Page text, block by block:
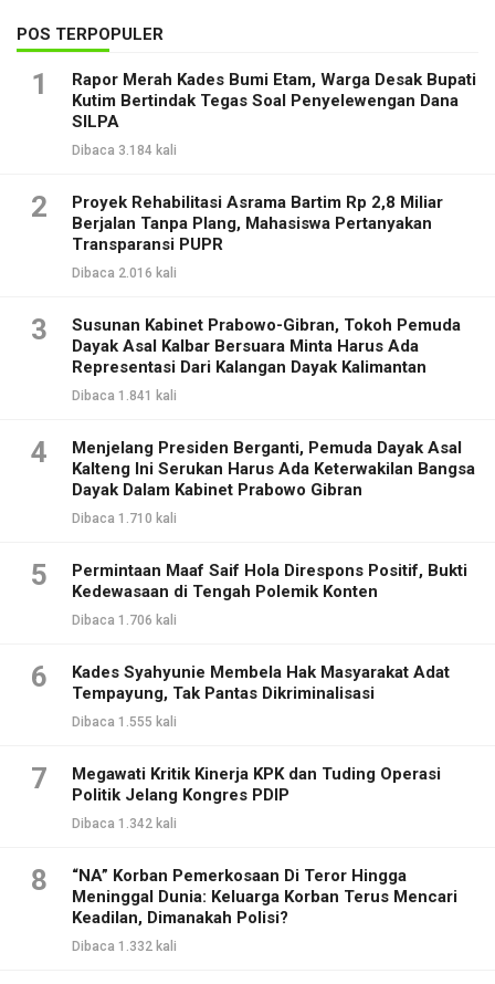
POS TERPOPULER
1
Rapor Merah Kades Bumi Etam, Warga Desak Bupati
Kutim Bertindak Tegas Soal Penyelewengan Dana
SILPA
Dibaca 3.184 kali
2
Proyek Rehabilitasi Asrama Bartim Rp 2,8 Miliar
Berjalan Tanpa Plang, Mahasiswa Pertanyakan
Transparansi PUPR
Dibaca 2.016 kali
3
Susunan Kabinet Prabowo-Gibran, Tokoh Pemuda
Dayak Asal Kalbar Bersuara Minta Harus Ada
Representasi Dari Kalangan Dayak Kalimantan
Dibaca 1.841 kali
4
Menjelang Presiden Berganti, Pemuda Dayak Asal
Kalteng Ini Serukan Harus Ada Keterwakilan Bangsa
Dayak Dalam Kabinet Prabowo Gibran
Dibaca 1.710 kali
5
Permintaan Maaf Saif Hola Direspons Positif, Bukti
Kedewasaan di Tengah Polemik Konten
Dibaca 1.706 kali
6
Kades Syahyunie Membela Hak Masyarakat Adat
Tempayung, Tak Pantas Dikriminalisasi
Dibaca 1.555 kali
7
Megawati Kritik Kinerja KPK dan Tuding Operasi
Politik Jelang Kongres PDIP
Dibaca 1.342 kali
8
“NA” Korban Pemerkosaan Di Teror Hingga
Meninggal Dunia: Keluarga Korban Terus Mencari
Keadilan, Dimanakah Polisi?
Dibaca 1.332 kali